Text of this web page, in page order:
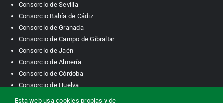
Consorcio de Sevilla
Consorcio Bahía de Cádiz
Consorcio de Granada
Consorcio de Campo de Gibraltar
Consorcio de Jaén
Consorcio de Almería
Consorcio de Córdoba
Consorcio de Huelva
Esta web usa cookies propias y de